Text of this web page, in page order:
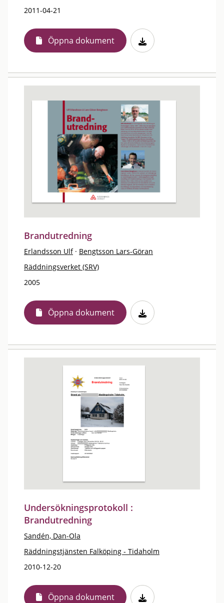
2011-04-21
Öppna dokument
Brandutredning
Erlandsson Ulf · Bengtsson Lars-Göran
Räddningsverket (SRV)
2005
Öppna dokument
Undersökningsprotokoll :
Brandutredning
Sandén, Dan-Ola
Räddningstjänsten Falköping - Tidaholm
2010-12-20
Öppna dokument